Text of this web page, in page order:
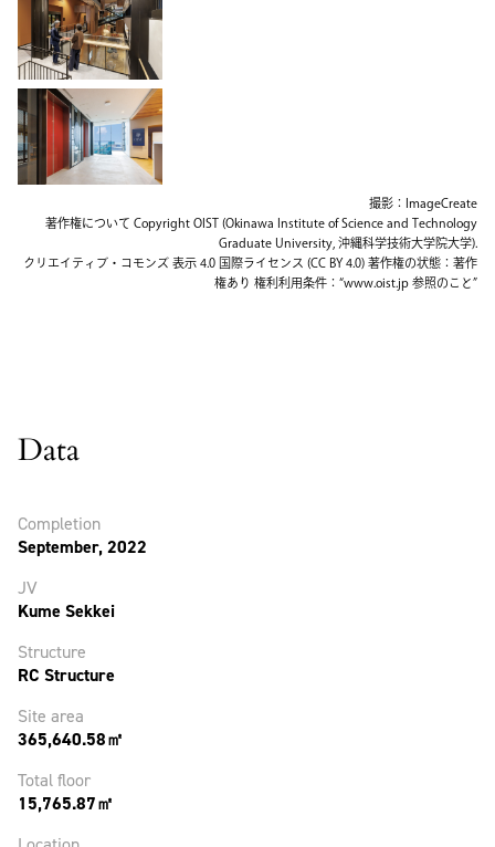
撮影：ImageCreate
著作権について Copyright OIST (Okinawa Institute of Science and Technology
Graduate University, 沖縄科学技術大学院大学).
クリエイティブ・コモンズ 表示 4.0 国際ライセンス (CC BY 4.0) 著作権の状態：著作
権あり 権利利用条件：“www.oist.jp 参照のこと”
Data
Completion
September, 2022
JV
Kume Sekkei
Structure
RC Structure
Site area
365,640.58㎡
Total floor
15,765.87㎡